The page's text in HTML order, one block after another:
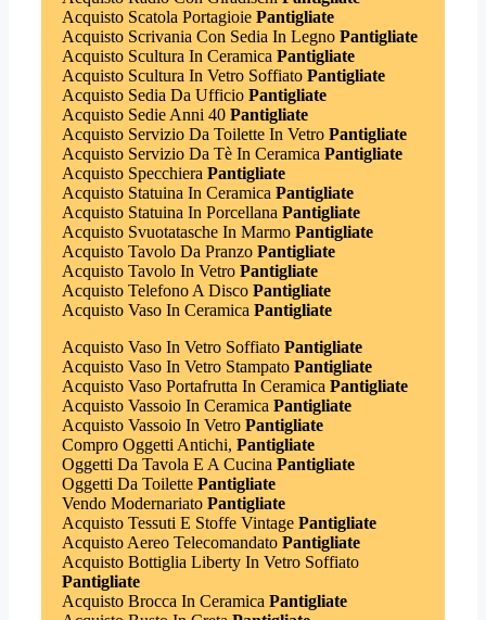
Acquisto Scatola PortagioiePantigliate
Acquisto Scrivania Con Sedia In LegnoPantigliate
Acquisto Scultura In Ceramica Pantigliate
Acquisto Scultura In Vetro SoffiatoPantigliate
Acquisto Sedia Da UfficioPantigliate
Acquisto Sedie Anni 40Pantigliate
Acquisto Servizio Da Toilette In VetroPantigliate
Acquisto Servizio Da Tè In Ceramica Pantigliate
Acquisto Specchiera Pantigliate
Acquisto Statuina In Ceramica Pantigliate
Acquisto Statuina In Porcellana Pantigliate
Acquisto Svuotatasche In MarmoPantigliate
Acquisto Tavolo Da PranzoPantigliate
Acquisto Tavolo In VetroPantigliate
Acquisto Telefono A DiscoPantigliate
Acquisto Vaso In Ceramica Pantigliate
Acquisto Vaso In Vetro SoffiatoPantigliate
Acquisto Vaso In Vetro StampatoPantigliate
Acquisto Vaso Portafrutta In Ceramica Pantigliate
Acquisto Vassoio In Ceramica Pantigliate
Acquisto Vassoio In VetroPantigliate
Compro Oggetti Antichi, Pantigliate
Oggetti Da Tavola E A Cucina Pantigliate
Oggetti Da ToilettePantigliate
Vendo ModernariatoPantigliate
Acquisto Tessuti E Stoffe VintagePantigliate
Acquisto Aereo TelecomandatoPantigliate
Acquisto Bottiglia Liberty In Vetro Soffiato
Pantigliate
Acquisto Brocca In Ceramica Pantigliate